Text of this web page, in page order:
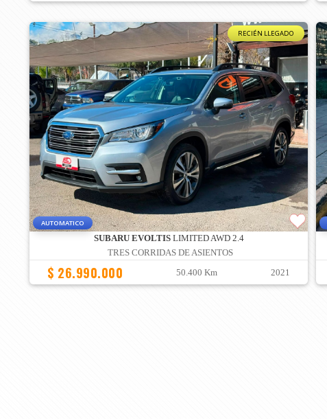
RECIÉN LLEGADO
AUTOMATICO
SUBARU EVOLTISLIMITED AWD 2.4
TRES CORRIDAS DE ASIENTOS
$ 26.990.000 50.400 Km 2021